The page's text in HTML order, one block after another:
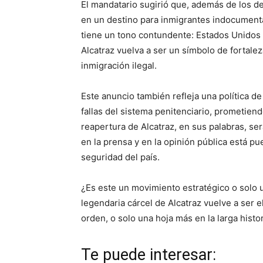
El mandatario sugirió que, además de los
en un destino para inmigrantes
tiene un tono contundente: Estados
Alcatraz vuelva a ser un símbolo de
inmigración ilegal.
Este anuncio también refleja una política
fallas del sistema penitenciario,
reapertura de Alcatraz, en sus palabras,
en la prensa y en la opinión pública está
seguridad del país.
¿Es este un movimiento estratégico o solo
legendaria cárcel de Alcatraz vuelve a ser
orden, o solo una hoja más en la larga
Te puede interesar: